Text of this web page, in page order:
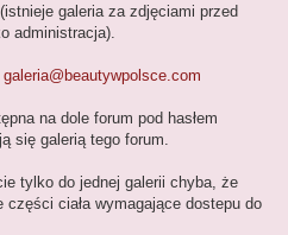
galeria za zdjęciami przed
administracja).
galeria@beautywpolsce.com
na dole forum pod hasłem
się galerią tego forum.
tylko do jednej galerii chyba, że
ciała wymagające dostepu do